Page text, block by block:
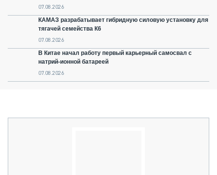
07.08.2026
КАМАЗ разрабатывает гибридную силовую установку для
тягачей семейства К6
07.08.2026
В Китае начал работу первый карьерный самосвал с
натрий-ионной батареей
07.08.2026